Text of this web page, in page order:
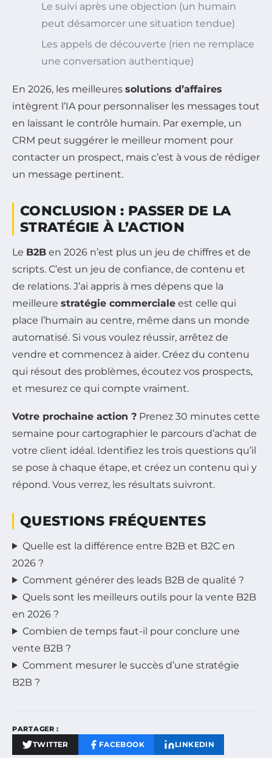
Le suivi après une objection (un humain
peut désamorcer une situation tendue)
Les appels de découverte (rien ne remplace
une conversation authentique)
En 2026, les meilleures solutions d’affaires
intègrent l’IA pour personnaliser les messages tout
en laissant le contrôle humain. Par exemple, un
CRM peut suggérer le meilleur moment pour
contacter un prospect, mais c’est à vous de rédiger
un message pertinent.
CONCLUSION : PASSER DE LA
STRATÉGIE À L’ACTION
Le B2B en 2026 n’est plus un jeu de chiffres et de
scripts. C’est un jeu de confiance, de contenu et
de relations. J’ai appris à mes dépens que la
meilleure stratégie commerciale est celle qui
place l’humain au centre, même dans un monde
automatisé. Si vous voulez réussir, arrêtez de
vendre et commencez à aider. Créez du contenu
qui résout des problèmes, écoutez vos prospects,
et mesurez ce qui compte vraiment.
Votre prochaine action ? Prenez 30 minutes cette
semaine pour cartographier le parcours d’achat de
votre client idéal. Identifiez les trois questions qu’il
se pose à chaque étape, et créez un contenu qui y
répond. Vous verrez, les résultats suivront.
QUESTIONS FRÉQUENTES
Quelle est la différence entre B2B et B2C en
2026 ?
Comment générer des leads B2B de qualité ?
Quels sont les meilleurs outils pour la vente B2B
en 2026 ?
Combien de temps faut-il pour conclure une
vente B2B ?
Comment mesurer le succès d’une stratégie
B2B ?
PARTAGER :
TWITTER FACEBOOK LINKEDIN